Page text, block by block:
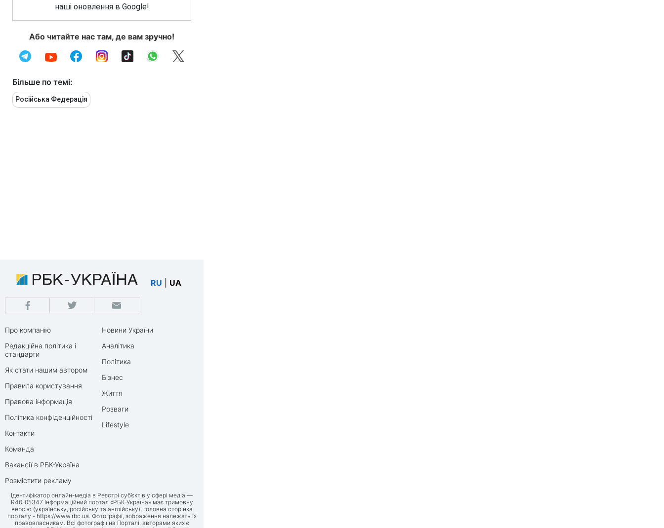
наші оновлення в Google!
Або читайте нас там, де вам зручно!
Більше по темі:
Російська Федерація
RU UA
Про компанію
Редакційна політика і
стандарти
Як стати нашим автором
Правила користування
Правова інформація
Політика конфіденційності
Контакти
Команда
Вакансії в РБК-Україна
Розмістити рекламу
Новини України
Аналітика
Політика
Бізнес
Життя
Розваги
Lifestyle
Ідентифікатор онлайн-медіа в Реєстрі суб’єктів у сфері медіа —
R40-05347 Інформаційний портал «РБК-Україна» має тримовну
версію (українську, російську та англійську), головна сторінка
порталу - https://www.rbc.ua. Фотографії, зображення належать їх
правовласникам. Всі фотографії на Порталі, авторами яких є